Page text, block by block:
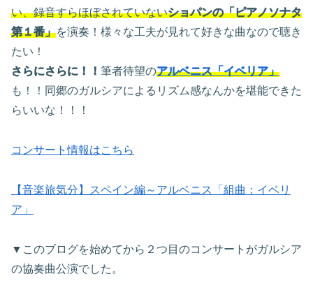
い、録音すらほぼされていないショパンの「ピアノソナタ
第１番」を演奏！様々な工夫が見れて好きな曲なので聴き
たい！
さらにさらに！！ 筆者待望のアルベニス「イベリア」
も！！同郷のガルシアによるリズム感なんかを堪能できた
らいいな！！！
コンサート情報はこちら
【音楽旅気分】スペイン編～アルベニス「組曲：イベリ
ア」
▼このブログを始めてから２つ目のコンサートがガルシア
の協奏曲公演でした。